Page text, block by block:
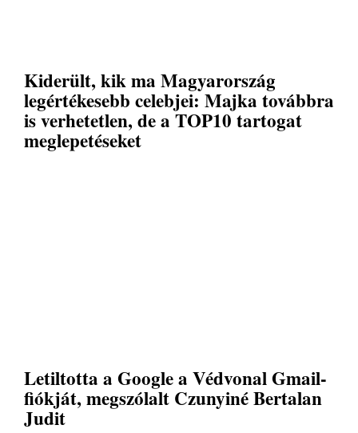
Kiderült, kik ma Magyarország
legértékesebb celebjei: Majka továbbra
is verhetetlen, de a TOP10 tartogat
meglepetéseket
Letiltotta a Google a Védvonal Gmail-
fiókját, megszólalt Czunyiné Bertalan
Judit